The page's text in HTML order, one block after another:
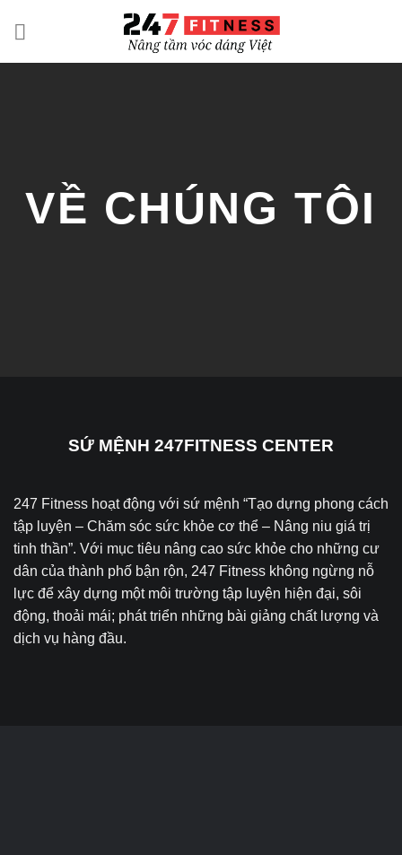
VỀ CHÚNG TÔI
SỨ MỆNH 247FITNESS CENTER
247 Fitness hoạt động với sứ mệnh “Tạo dựng phong cách
tập luyện – Chăm sóc sức khỏe cơ thể – Nâng niu giá trị
tinh thần”. Với mục tiêu nâng cao sức khỏe cho những cư
dân của thành phố bận rộn, 247 Fitness không ngừng nỗ
lực để xây dựng một môi trường tập luyện hiện đại, sôi
động, thoải mái; phát triển những bài giảng chất lượng và
dịch vụ hàng đầu.